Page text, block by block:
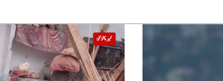
خیبر پختونخوا